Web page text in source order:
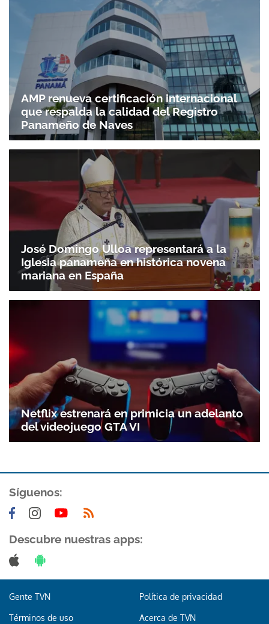
AMP renueva certificación internacional
que respalda la calidad del Registro
Panameño de Naves
José Domingo Ulloa representará a la
Iglesia panameña en histórica novena
mariana en España
Netflix estrenará en primicia un adelanto
del videojuego GTA VI
Síguenos:
Descubre nuestras apps:
Gente TVN Política de privacidad
Términos de uso Acerca de TVN